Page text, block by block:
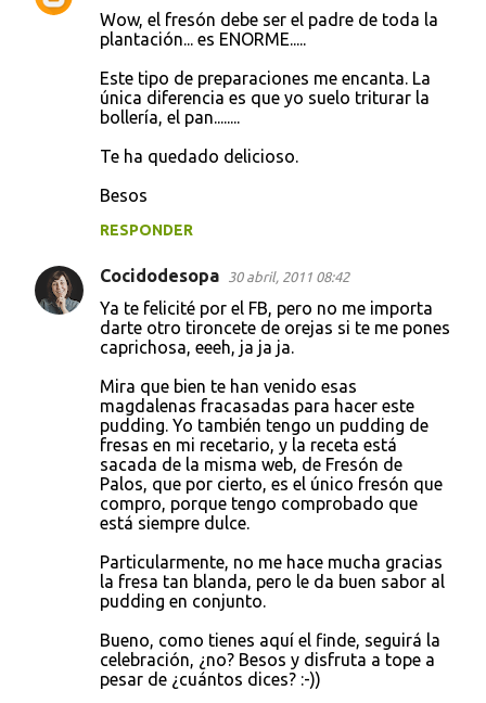
Wow, el fresón debe ser el padre de toda la
plantación... es ENORME.....
Este tipo de preparaciones me encanta. La
única diferencia es que yo suelo triturar la
bollería, el pan........
Te ha quedado delicioso.
Besos
RESPONDER
Cocidodesopa 30 abril, 2011 08:42
Ya te felicité por el FB, pero no me importa
darte otro tironcete de orejas si te me pones
caprichosa, eeeh, ja ja ja.
Mira que bien te han venido esas
magdalenas fracasadas para hacer este
pudding. Yo también tengo un pudding de
fresas en mi recetario, y la receta está
sacada de la misma web, de Fresón de
Palos, que por cierto, es el único fresón que
compro, porque tengo comprobado que
está siempre dulce.
Particularmente, no me hace mucha gracias
la fresa tan blanda, pero le da buen sabor al
pudding en conjunto.
Bueno, como tienes aquí el finde, seguirá la
celebración, ¿no? Besos y disfruta a tope a
pesar de ¿cuántos dices? :-))